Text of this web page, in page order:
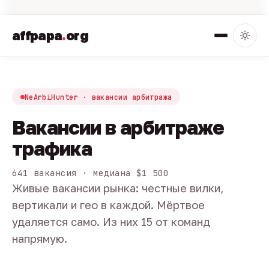
affpapa.org
NeArbiHunter · вакансии арбитража
Вакансии в арбитраже
трафика
641 вакансия · медиана $1 500
Живые вакансии рынка: честные вилки,
вертикали и гео в каждой. Мёртвое
удаляется само. Из них 15 от команд
напрямую.